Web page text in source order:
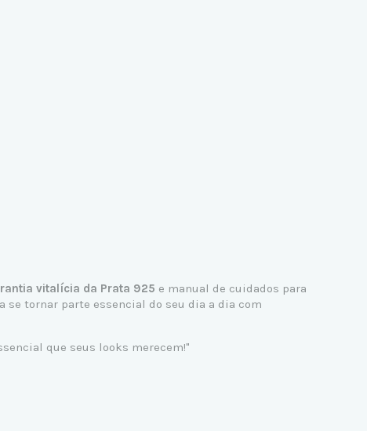
vitalícia da Prata 925 e manual de cuidados para
se tornar parte essencial do seu dia a dia com
que seus looks merecem!"